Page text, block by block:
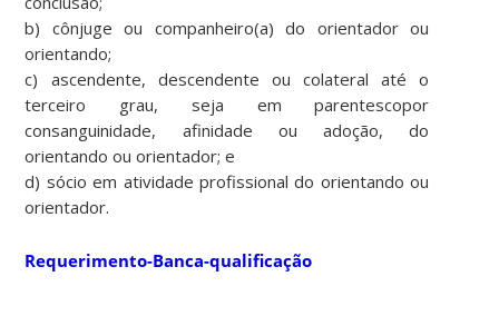
b) cônjuge ou companheiro(a) do orientador ou
orientando;
c) ascendente, descendente ou colateral até o
terceiro grau, seja em parentescopor
consanguinidade, afinidade ou adoção, do
orientando ou orientador; e
d) sócio em atividade profissional do orientando ou
orientador.
Requerimento-Banca-qualificação